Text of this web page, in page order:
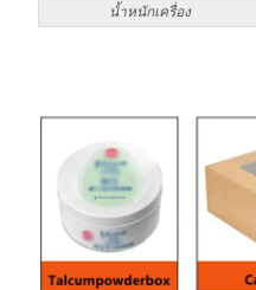
น้ำหนักเครื่อง